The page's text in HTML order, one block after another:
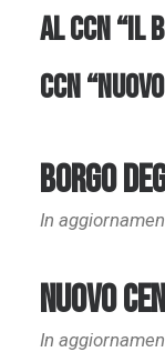
RICERCA
al CCN “Il
CCN
Borgo
In
Nuovo
In